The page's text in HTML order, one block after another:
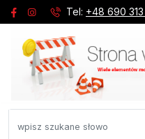
Tel: +48 690